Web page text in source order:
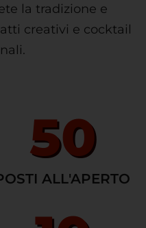
la tradizione e
creativi e cocktail
ALL'APERTO
50